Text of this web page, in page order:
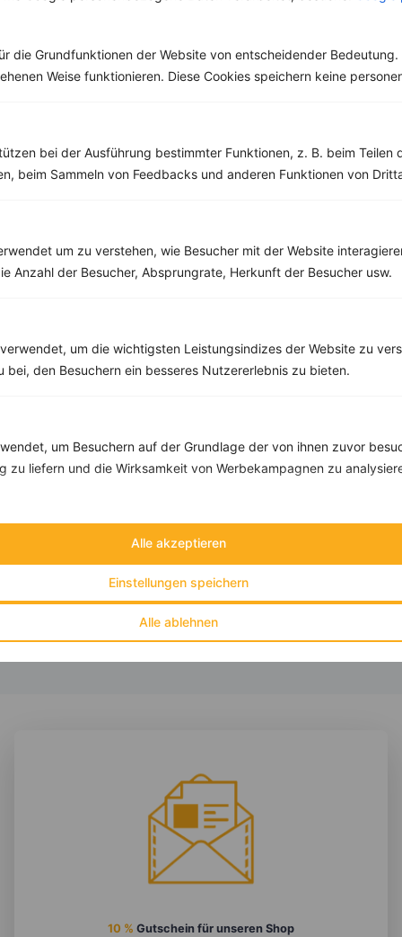
die Grundfunktionen der Website von entscheidender Bedeutung.
Weise funktionieren. Diese Cookies speichern keine
bei der Ausführung bestimmter Funktionen, z. B. beim Teilen
beim Sammeln von Feedbacks und anderen Funktionen von
um zu verstehen, wie Besucher mit der Website
Anzahl der Besucher, Absprungrate, Herkunft der Besucher usw.
um die wichtigsten Leistungsindizes der Website zu
bei, den Besuchern ein besseres Nutzererlebnis zu bieten.
um Besuchern auf der Grundlage der von ihnen zuvor
zu liefern und die Wirksamkeit von Werbekampagnen zu
Alle ablehnen
Einstellungen speichern
Alle akzeptieren
Weitere Vegetarische Rezepte
‹ ›
Kalorien:480 kcal
Fett:9 g
Fett:28 g
Eiweiß:23 g
Kohlehydrate:51 g
10 % Gutschein für unseren Shop